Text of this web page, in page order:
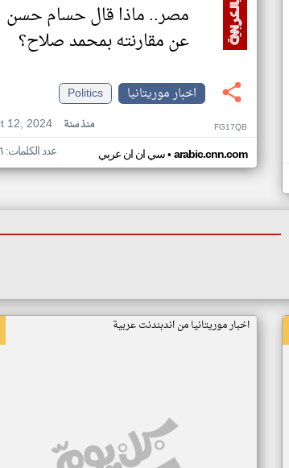
مصر.. ماذا قال حسام حسن
عن مقارنته بمحمد صلاح؟
اخبار موريتانيا
Politics
12, 2024
منذ سنة FG17QB
سي ان ان عربي• arabic.cnn.com عدد الكلمات: ٢٠٦
اخبار موريتانيا من اندبندنت عربية